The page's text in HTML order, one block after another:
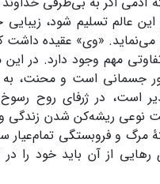
عالم تسلیم شود،
می‌نماید. «وی» عقیده داشت
مهم وجود دارد. در این
جسمانی است و محنت، به
است، در ژرفای روح
نوعی ریشه‌کن شدن زندگی
مرگ و فروبستگی
از آن باید خود را